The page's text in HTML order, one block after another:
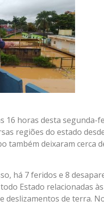
16 horas desta segunda-
regiões do estado
deixaram cerca
há 7 feridos e 8
Estado relacionadas
deslizamentos de terra.